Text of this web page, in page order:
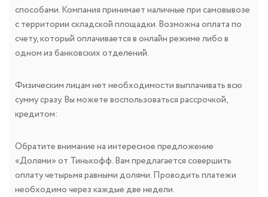
способами. Компания принимает наличные при самовывозе
с территории складской площадки. Возможна оплата по
счету, который оплачивается в онлайн режиме либо в
одном из банковских отделений.
Физическим лицам нет необходимости выплачивать всю
сумму сразу. Вы можете воспользоваться рассрочкой,
кредитом:
Обратите внимание на интересное предложение
«Долями» от Тинькофф. Вам предлагается совершить
оплату четырьмя равными долями. Проводить платежи
необходимо через каждые две недели.